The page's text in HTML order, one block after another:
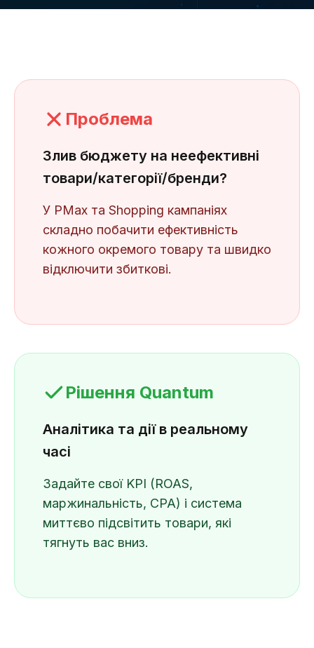
Проблема
Злив бюджету на неефективні
товари/категорії/бренди?
У PMax та Shopping кампаніях
складно побачити ефективність
кожного окремого товару та швидко
відключити збиткові.
Рішення Quantum
Аналітика та дії в реальному
часі
Задайте свої KPI (ROAS,
маржинальність, CPA) і система
миттєво підсвітить товари, які
тягнуть вас вниз.